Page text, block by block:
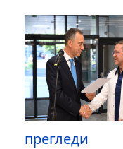
прегледи